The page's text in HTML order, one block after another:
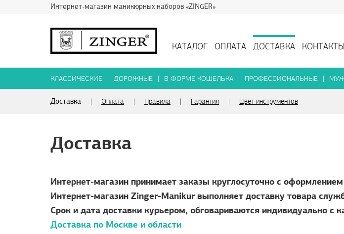
Интернет-магазин маникюрных наборов «ZINGER»
КАТАЛОГ ОПЛАТА ДОСТАВКА КОНТАКТЫ
КЛАССИЧЕСКИЕ | ДОРОЖНЫЕ | В ФОРМЕ КОШЕЛЬКА | ПРОФЕССИОНАЛЬНЫЕ |
Доставка | Оплата | Правила | Гарантия | Цвет инструментов
Доставка
Интернет-магазин принимает заказы круглосуточно с оформлением
Интернет-магазин Zinger-Manikurвыполняет доставку товара
Срок и дата доставки курьером, обговариваются индивидуально с
Доставка по Москве и области